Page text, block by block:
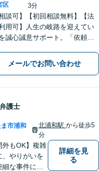
区
3分
相談可】【初回相談無料】【法
用可】人生の岐路を迎えてい
誠心誠意サポート。「依頼者
借金問題／相続／企業法務／
／交通事故／労働問題など、
メールでお問い合わせ
弁護士
市浦和
北浦和駅から徒歩5
分
外もOK】複雑
、やりがいを
な事件にも
詳細を見
る